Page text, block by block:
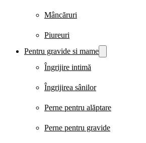
Mâncăruri
Piureuri
Pentru gravide si mame
Îngrijire intimă
Îngrijirea sânilor
Perne pentru alăptare
Perne pentru gravide